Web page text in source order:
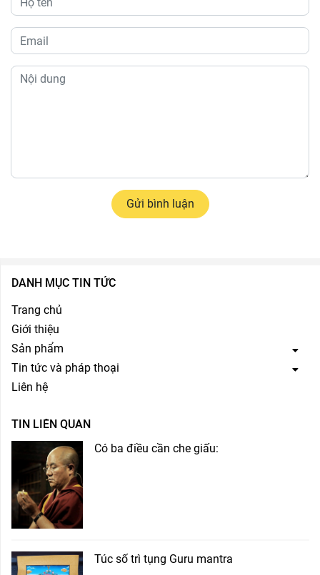
Gửi bình luận
DANH MỤC TIN TỨC
Trang chủ
Giới thiệu
Sản phẩm
Tin tức và pháp thoại
Liên hệ
TIN LIÊN QUAN
Có ba điều cần che giấu:
Túc số trì tụng Guru mantra